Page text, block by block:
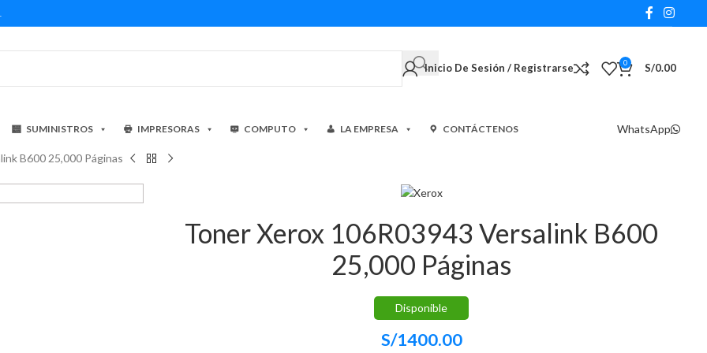
Inicio De Sesión / Registrarse 0 S/0.00
SUMINISTROS IMPRESORAS COMPUTO LA EMPRESA CONTÁCTENOS WhatsApp
B600 25,000 Páginas
Toner Xerox 106R03943 Versalink B600
25,000 Páginas
Disponible
S/1400.00